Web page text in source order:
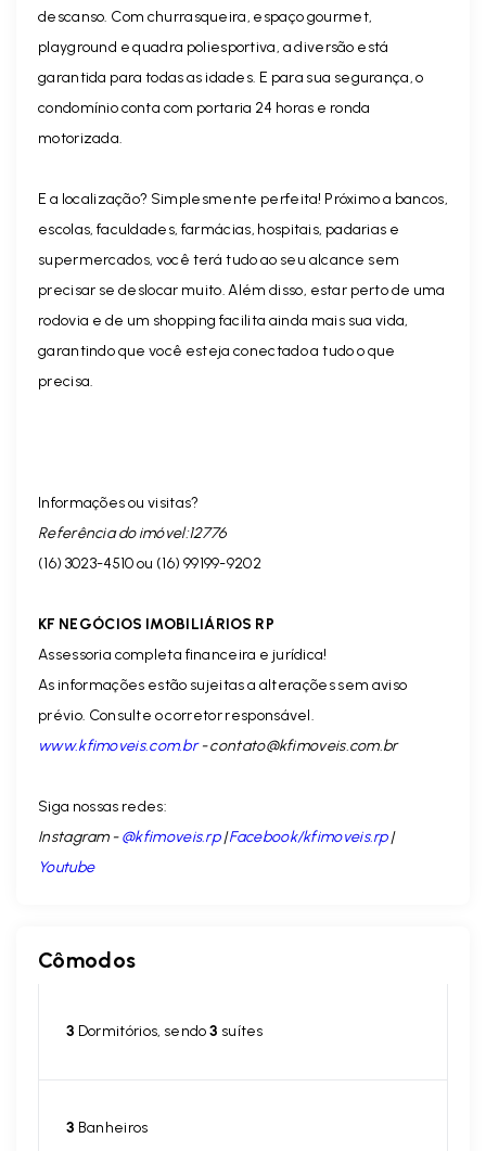
descanso. Com churrasqueira, espaço gourmet,
playground e quadra poliesportiva, a diversão está
garantida para todas as idades. E para sua segurança, o
condomínio conta com portaria 24 horas e ronda
motorizada.
E a localização? Simplesmente perfeita! Próximo a bancos,
escolas, faculdades, farmácias, hospitais, padarias e
supermercados, você terá tudo ao seu alcance sem
precisar se deslocar muito. Além disso, estar perto de uma
rodovia e de um shopping facilita ainda mais sua vida,
garantindo que você esteja conectado a tudo o que
precisa.
Informações ou visitas?
Referência do imóvel:12776
(16) 3023-4510 ou (16) 99199-9202
KF NEGÓCIOS IMOBILIÁRIOS RP
Assessoria completa financeira e jurídica!
As informações estão sujeitas a alterações sem aviso
prévio. Consulte o corretor responsável.
www.kfimoveis.com.br-contato@kfimoveis.com.br
Siga nossas redes:
Instagram -@kfimoveis.rp|Facebook/kfimoveis.rp|
Youtube
Cômodos
3 Dormitórios, sendo3 suítes
3 Banheiros